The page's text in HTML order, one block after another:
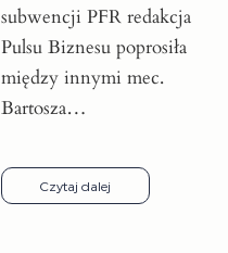
subwencji PFR redakcja
Pulsu Biznesu poprosiła
między innymi mec.
Bartosza…
Czytaj dalej